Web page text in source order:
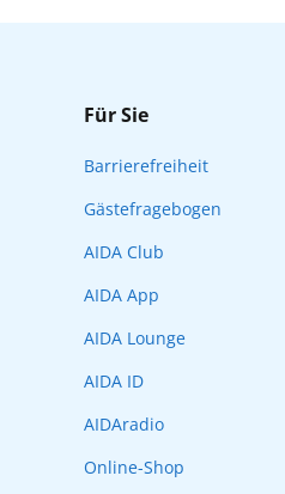
Für Sie
Barrierefreiheit
Gästefragebogen
AIDA Club
AIDA App
AIDA Lounge
AIDA ID
AIDAradio
Online-Shop